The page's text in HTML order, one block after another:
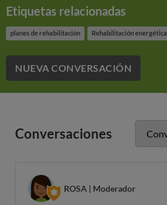
NUEVA CONVERSACIÓN
Etiquetas relacionadas
planes de rehabilitación Rehabilitación energética
Conversaciones
ROSA | Moderador